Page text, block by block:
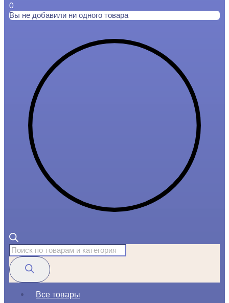
0
Вы не добавили ни одного товара
Поиск
товаров
Все товары